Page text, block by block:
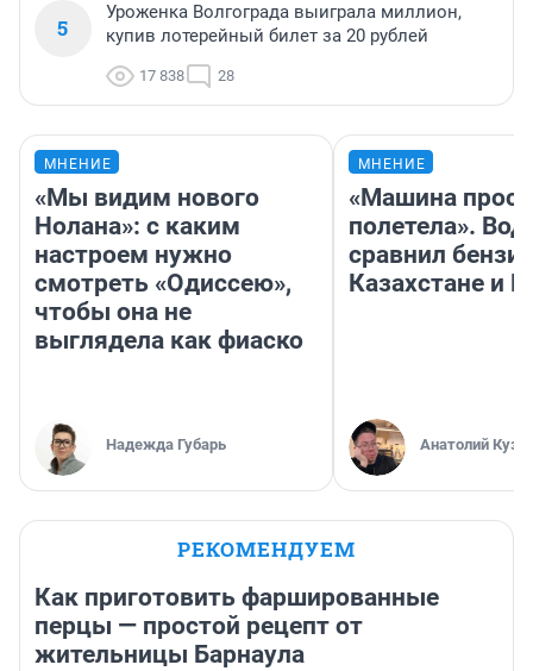
5
Уроженка Волгограда выиграла миллион,
купив лотерейный билет за 20 рублей
17 838 28
МНЕНИЕ
«Мы видим нового
Нолана»: с каким
настроем нужно
смотреть «Одиссею»,
чтобы она не
выглядела как фиаско
Надежда Губарь
МНЕНИЕ
«Машина
полетела».
сравнил
Казахстане и
Анатолий
РЕКОМЕНДУЕМ
Как приготовить фаршированные
перцы — простой рецепт от
жительницы Барнаула